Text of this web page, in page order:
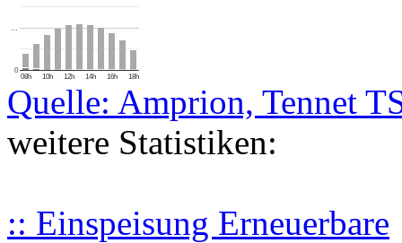
08h 10h 12h 14h 16h 18h
0
…
Quelle: Amprion, Tennet
weitere Statistiken:
:: Einspeisung Erneuerbare